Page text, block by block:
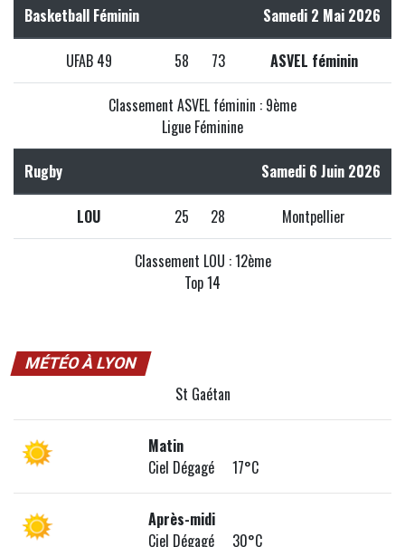
Basketball Féminin Samedi 2 Mai 2026
UFAB 49 58 73 ASVEL féminin
Classement ASVEL féminin : 9ème
Ligue Féminine
Rugby Samedi 6 Juin 2026
LOU 25 28 Montpellier
Classement LOU : 12ème
Top 14
MÉTÉO À LYON
St Gaétan
Matin
Ciel Dégagé 17°C
Après-midi
Ciel Dégagé 30°C